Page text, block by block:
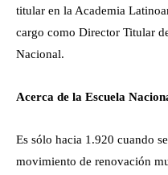
titular en la Academia
cargo como Director Titular
Nacional.
Acerca de la Escuela
Es sólo hacia 1.920 cuando
movimiento de renovación